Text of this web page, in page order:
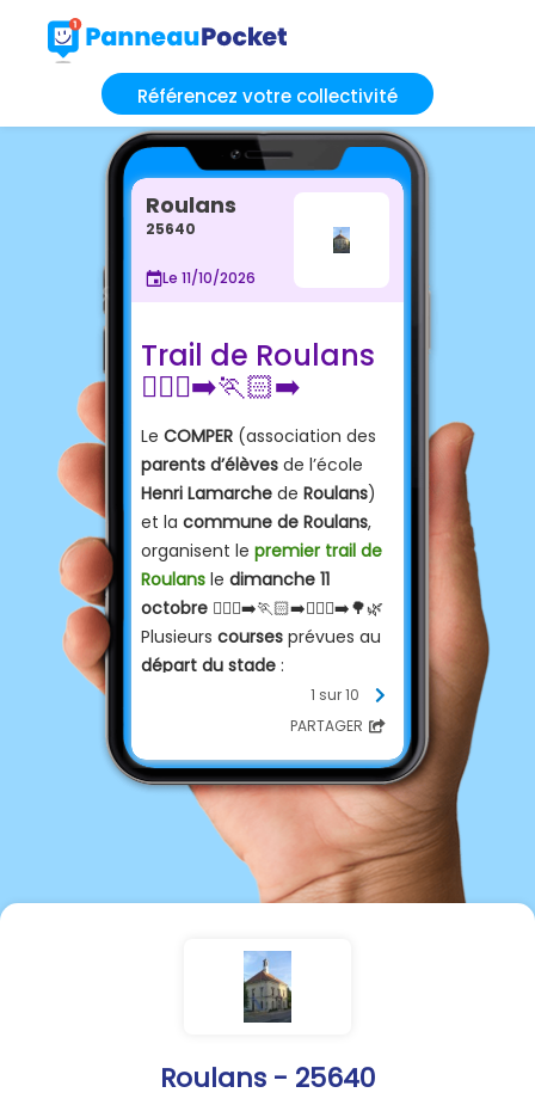
Référencez votre collectivité
Roulans - 25640
Roulans
25640
Le 11/10/2026
Trail de Roulans
🏃🏼‍♀️‍➡️🏃🏻‍➡️
Le COMPER (association des
parents d’élèves de l’école
Henri Lamarche de Roulans)
et la commune de Roulans,
organisent le premier trail de
Roulans le dimanche 11
octobre 🏃🏼‍♀️‍➡️🏃🏻‍➡️🏃🏼‍♂️‍➡️🌳🌿
Plusieurs courses prévues au
départ du stade :
🏃🏼‍♀️‍➡️🏃🏻‍➡️ 23km 850D+
🏃🏼‍♀️‍➡️🏃🏻‍➡️ 12km 200D+
🏃🏼‍♂️‍➡️🏃🏻‍♀️‍➡️ courses enfants
Informations supplémentaires
et Inscriptions
QR code
sur l’affiche ci-jointe.
1 sur 10
PARTAGER